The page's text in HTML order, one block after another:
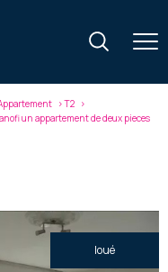
T2
un appartement de deux pieces
loué